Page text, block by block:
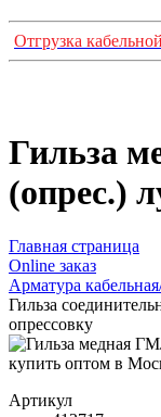
Отгрузка
Гильза
(опрес.)
Главная страница
Оnline заказ
Арматура
Гильза
опрессовку
Артикул